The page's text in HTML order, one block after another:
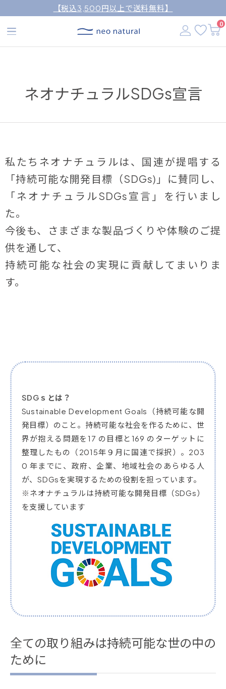
【税込3,500円以上で送料無料】
0
ネオナチュラルSDGs宣言
私たちネオナチュラルは、国連が提唱する
「持続可能な開発目標（SDGs)」に賛同し、
「ネオナチュラルSDGs宣言」を行いまし
た。
今後も、さまざまな製品づくりや体験のご提
供を通して、
持続可能な社会の実現に貢献してまいりま
す。
SDGｓとは？
Sustainable Development Goals（持続可能な開
発目標）のこと。持続可能な社会を作るために、世
界が抱える問題を17 の目標と169 のターゲットに
整理したもの（2015年９月に国連で採択）。203
0 年までに、政府、企業、地域社会のあらゆる人
が、SDGsを実現するための役割を担っています。
※ネオナチュラルは持続可能な開発目標（SDGs）
を支援しています
全ての取り組みは持続可能な世の中の
ために